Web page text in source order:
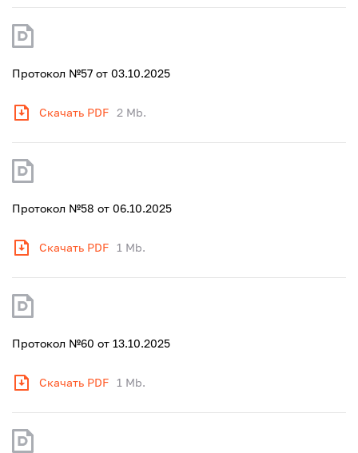
Протокол №57 от 03.10.2025
Скачать PDF 2 Mb.
Протокол №58 от 06.10.2025
Скачать PDF 1 Mb.
Протокол №60 от 13.10.2025
Скачать PDF 1 Mb.